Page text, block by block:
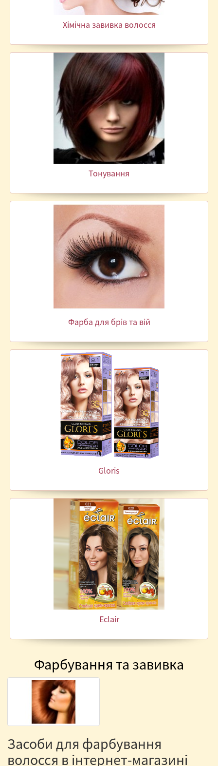
Хімічна завивка волосся
Тонування
Фарба для брів та вій
Gloris
Eclair
Фарбування та завивка
Засоби для фарбування
волосся в інтернет-магазині